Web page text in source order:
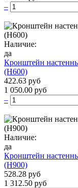
–
Наличие:
да
Кронштейн
(H600)
422.63 руб
1 050.00 руб
–
Наличие:
да
Кронштейн
(H900)
528.28 руб
1 312.50 руб